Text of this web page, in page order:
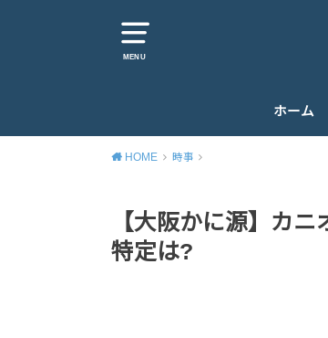
MENU
ホーム
HOME 時事
【大阪かに源】カ
特定は?